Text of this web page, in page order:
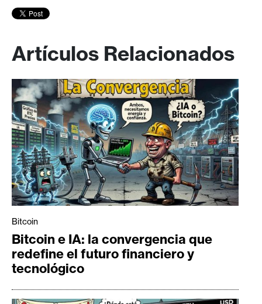
Artículos Relacionados
Bitcoin
Bitcoin e IA: la convergencia que
redefine el futuro financiero y
tecnológico